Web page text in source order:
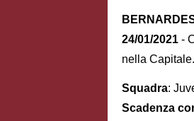
24/01/2021 -
nella
Squadra:
Scadenza